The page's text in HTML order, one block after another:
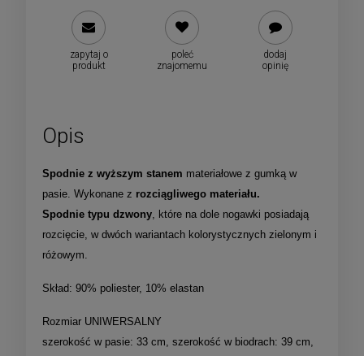
zapytaj o
produkt
poleć
znajomemu
dodaj
opinię
Opis
Spodnie z wyższym stanem materiałowe z gumką w
pasie. Wykonane z rozciągliwego materiału.
Spodnie typu dzwony , które na dole nogawki posiadają
rozcięcie, w dwóch wariantach kolorystycznych zielonym i
różowym.
Skład: 90% poliester, 10% elastan
Rozmiar UNIWERSALNY
szerokość w pasie: 33 cm, szerokość w biodrach: 39 cm,